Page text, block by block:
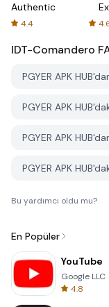
Authenticator
4.4
IDT-Comandero
PGYER APK
Bu yardımcı oldu mu?
En Popüler
YouTube
Google LLC
4.8